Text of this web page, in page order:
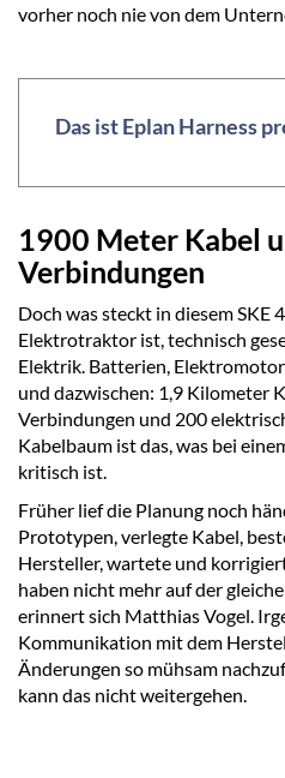
vorher noch nie von dem
Das ist Eplan Harness
1900 Meter Kabel
Verbindungen
Doch was steckt in diesem SKE
Elektrotraktor ist, technisch
Elektrik. Batterien,
und dazwischen: 1,9 Kilometer
Verbindungen und 200
Kabelbaum ist das, was bei
kritisch ist.
Früher lief die Planung noch
Prototypen, verlegte Kabel,
Hersteller, wartete und
haben nicht mehr auf der
erinnert sich Matthias Vogel.
Kommunikation mit dem
Änderungen so mühsam
kann das nicht weitergehen.